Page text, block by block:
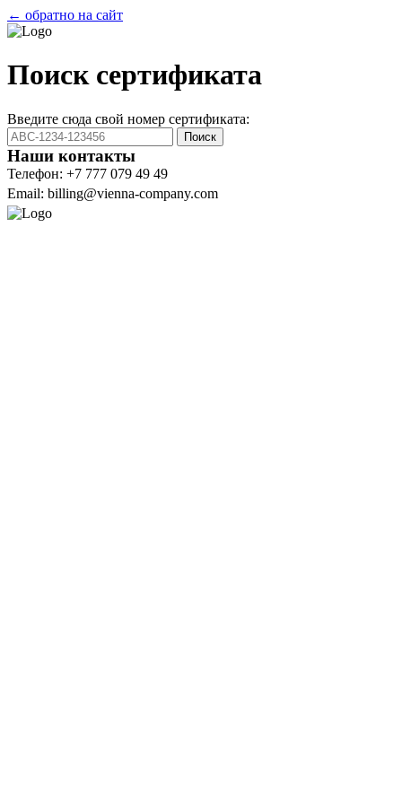
← обратно на сайт
Поиск сертификата
Введите сюда свой номер сертификата:
Поиск
Наши контакты
Телефон: +7 777 079 49 49
Email: billing@vienna-company.com